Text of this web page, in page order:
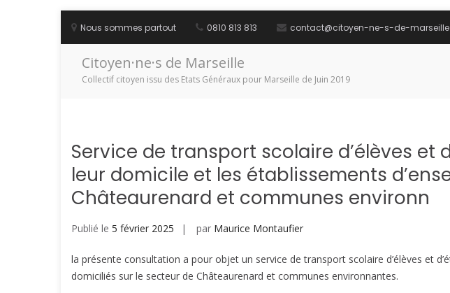
contenu
Nous sommes partout 0810 813 813 contact@citoyen-ne-s-de-
Citoyen·ne·s de Marseille
Collectif citoyen issu des Etats Généraux pour Marseille de Juin 2019
Service de transport scolaire d’élèves
leur domicile et les établissements
Châteaurenard et communes environn
Publié le 5 février 2025 par Maurice Montaufier
la présente consultation a pour objet un service de transport scolaire d’élèves et
domiciliés sur le secteur de Châteaurenard et communes environnantes.